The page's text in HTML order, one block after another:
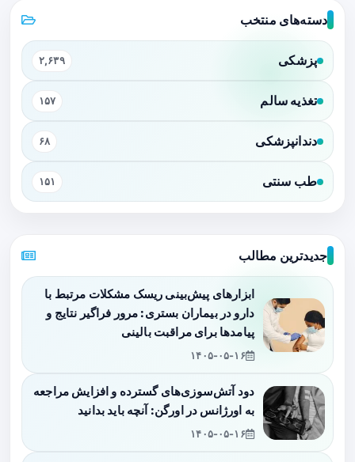
دسته‌های منتخب
پزشکی ۲,۶۳۹
تغذیه سالم ۱۵۷
دندانپزشکی ۶۸
طب سنتی ۱۵۱
جدیدترین مطالب
ابزارهای پیش‌بینی ریسک مشکلات مرتبط با
دارو در بیماران بستری: مرور فراگیر نتایج و
پیامدها برای مراقبت بالینی
۱۴۰۵-۰۵-۱۶
دود آتش‌سوزی‌های گسترده و افزایش مراجعه
به اورژانس در اورگن: آنچه باید بدانید
۱۴۰۵-۰۵-۱۶